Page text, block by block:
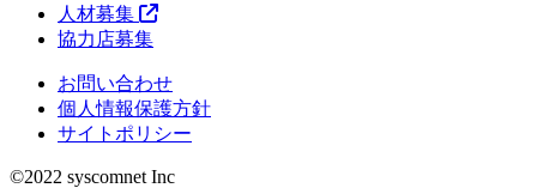
人材募集
協力店募集
お問い合わせ
個人情報保護方針
サイトポリシー
©︎2022 syscomnet Inc